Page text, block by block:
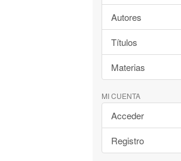
Autores
Títulos
Materias
MI CUENTA
Acceder
Registro